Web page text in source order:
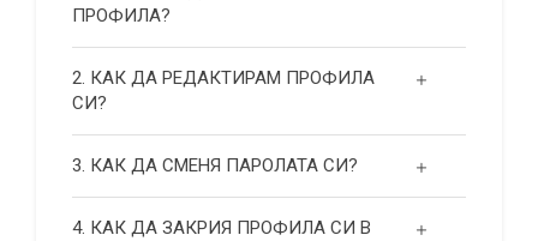
ПРОФИЛА?
2. КАК ДА РЕДАКТИРАМ ПРОФИЛА
СИ?
3. КАК ДА СМЕНЯ ПАРОЛАТА СИ?
4. КАК ДА ЗАКРИЯ ПРОФИЛА СИ В